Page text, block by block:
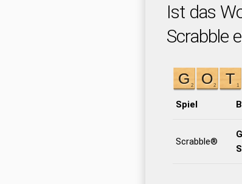
Ist das
Scrabble
Spiel
Scrabble®
G
S